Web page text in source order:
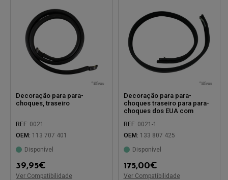
Decoração para para-
choques, traseiro
REF: 0021
OEM: 113 707 401
Disponível
39,95€
Ver Compatibilidade
Decoração para para-
choques traseiro para para-
choques dos EUA com
REF: 0021-1
OEM: 133 807 425
Disponível
175,00€
Ver Compatibilidade